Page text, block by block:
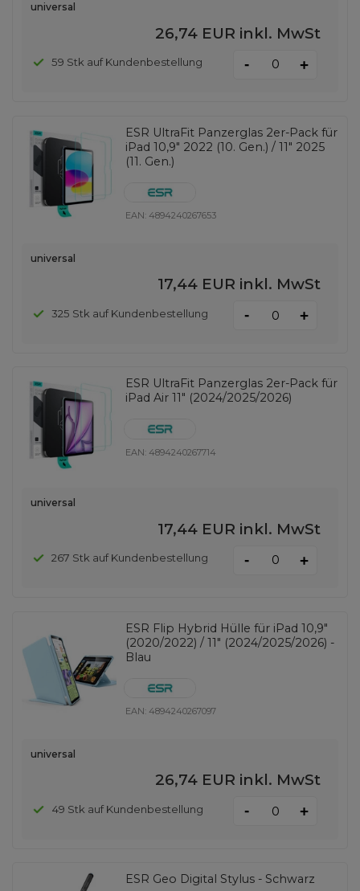
universal
26,74 EUR inkl. MwSt
59 Stk auf Kundenbestellung - +
ESR UltraFit Panzerglas 2er-Pack für
iPad 10,9" 2022 (10. Gen.) / 11" 2025
(11. Gen.)
EAN: 4894240267653
universal
17,44 EUR inkl. MwSt
325 Stk auf Kundenbestellung - +
ESR UltraFit Panzerglas 2er-Pack für
iPad Air 11" (2024/2025/2026)
EAN: 4894240267714
universal
17,44 EUR inkl. MwSt
267 Stk auf Kundenbestellung - +
ESR Flip Hybrid Hülle für iPad 10,9"
(2020/2022) / 11" (2024/2025/2026) -
Blau
EAN: 4894240267097
universal
26,74 EUR inkl. MwSt
49 Stk auf Kundenbestellung - +
ESR Geo Digital Stylus - Schwarz